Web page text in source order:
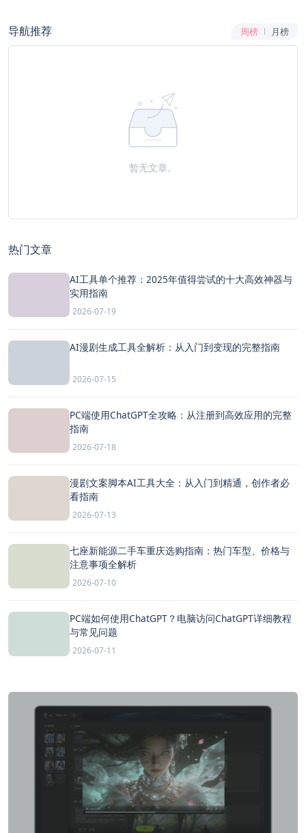
导航推荐 周榜 月榜
暂无文章。
热门文章
AI工具单个推荐：2025年值得尝试的十大高效神器与
实用指南
2026-07-19
AI漫剧生成工具全解析：从入门到变现的完整指南
2026-07-15
PC端使用ChatGPT全攻略：从注册到高效应用的完整
指南
2026-07-18
漫剧文案脚本AI工具大全：从入门到精通，创作者必
看指南
2026-07-13
七座新能源二手车重庆选购指南：热门车型、价格与
注意事项全解析
2026-07-10
PC端如何使用ChatGPT？电脑访问ChatGPT详细教程
与常见问题
2026-07-11